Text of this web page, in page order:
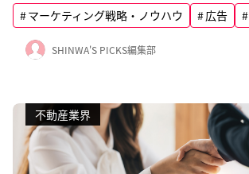
マーケティング戦略・ノウハウ 広告
SHINWA'S PICKS編集部
不動産業界